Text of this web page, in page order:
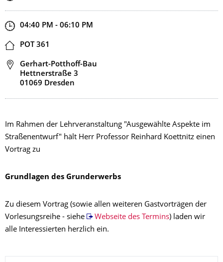
Start and end time
04:40 PM - 06:10 PM
Location
POT 361
Address
Gerhart-Potthoff-Bau
Hettnerstraße 3
01069 Dresden
Im Rahmen der Lehrveranstaltung "Ausgewählte Aspekte im
Straßenentwurf" hält Herr Professor Reinhard Koettnitz einen
Vortrag zu
Grundlagen des Grunderwerbs
Zu diesem Vortrag (sowie allen weiteren Gastvorträgen der
Vorlesungsreihe - siehe
Webseite des Termins) laden wir
alle Interessierten herzlich ein.